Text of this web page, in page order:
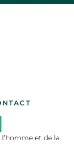
et de la